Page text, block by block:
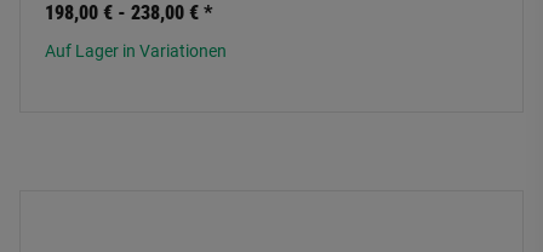
198,00 € - 238,00 € *
Auf Lager in Variationen